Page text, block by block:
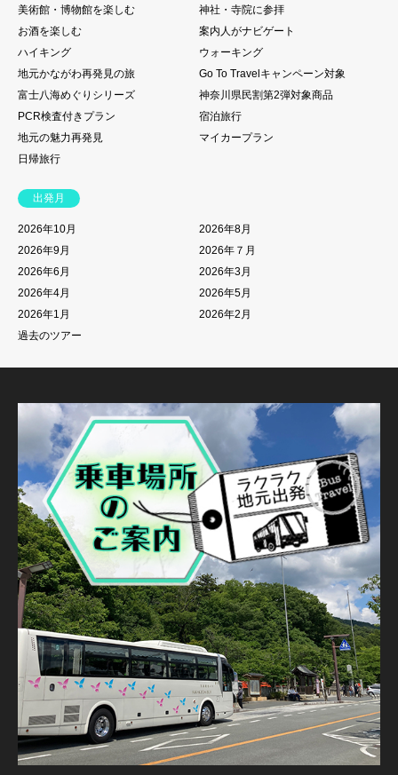
美術館・博物館を楽しむ
神社・寺院に参拝
お酒を楽しむ
案内人がナビゲート
ハイキング
ウォーキング
地元かながわ再発見の旅
Go To Travelキャンペーン対象
富士八海めぐりシリーズ
神奈川県民割第2弾対象商品
PCR検査付きプラン
宿泊旅行
地元の魅力再発見
マイカープラン
日帰旅行
出発月
2026年10月
2026年8月
2026年9月
2026年７月
2026年6月
2026年3月
2026年4月
2026年5月
2026年1月
2026年2月
過去のツアー